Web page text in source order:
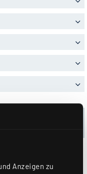
Anzeigen zu
Schutzart